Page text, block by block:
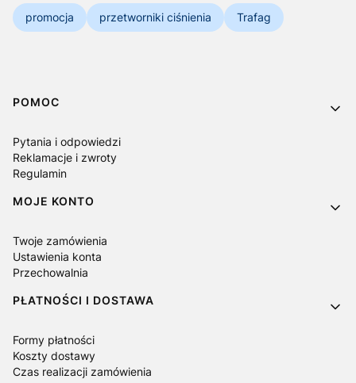
promocja przetworniki ciśnienia Trafag
Linki w stopce
POMOC
Pytania i odpowiedzi
Reklamacje i zwroty
Regulamin
MOJE KONTO
Twoje zamówienia
Ustawienia konta
Przechowalnia
PŁATNOŚCI I DOSTAWA
Formy płatności
Koszty dostawy
Czas realizacji zamówienia